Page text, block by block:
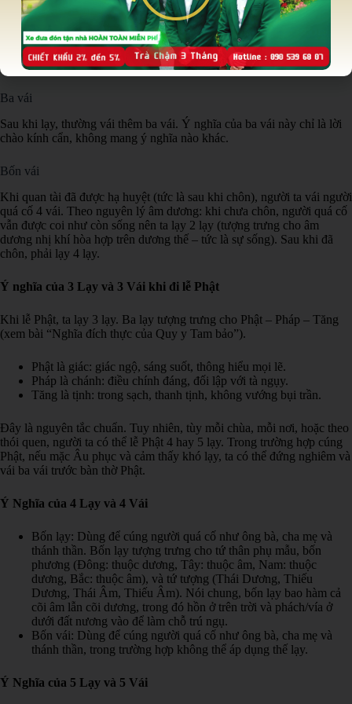
cháu, hoặc người vào hàng con em…), thì nên lạy 2 lạy.
Hai vái:Nếu người quá cố còn quàn tại nhà tang lễ, những người vai
trên của người quá cố (các bậc cao niên, hoặc thuộc hàng cha, anh,
chị, chú, bác, cô, dì…), thì chỉ đứng để vái hai vái.
Ba vái
Sau khi lạy, thường vái thêm ba vái. Ý nghĩa của ba vái này chỉ là lời
chào kính cẩn, không mang ý nghĩa nào khác.
Bốn vái
Khi quan tài đã được hạ huyệt (tức là sau khi chôn), người ta vái người
quá cố 4 vái. Theo nguyên lý âm dương: khi chưa chôn, người quá cố
vẫn được coi như còn sống nên ta lạy 2 lạy (tượng trưng cho âm
dương nhị khí hòa hợp trên dương thế – tức là sự sống). Sau khi đã
chôn, phải lạy 4 lạy.
Ý nghĩa của 3 Lạy và 3 Vái khi đi lễ Phật
Khi lễ Phật, ta lạy 3 lạy. Ba lạy tượng trưng cho Phật – Pháp – Tăng
(xem bài “Nghĩa đích thực của Quy y Tam bảo”).
Phật là giác: giác ngộ, sáng suốt, thông hiểu mọi lẽ.
Pháp là chánh: điều chính đáng, đối lập với tà ngụy.
Tăng là tịnh: trong sạch, thanh tịnh, không vướng bụi trần.
Đây là nguyên tắc chuẩn. Tuy nhiên, tùy mỗi chùa, mỗi nơi, hoặc theo
thói quen, người ta có thể lễ Phật 4 hay 5 lạy. Trong trường hợp cúng
Phật, nếu mặc Âu phục và cảm thấy khó lạy, ta có thể đứng nghiêm và
vái ba vái trước bàn thờ Phật.
Ý Nghĩa của 4 Lạy và 4 Vái
Bốn lạy: Dùng để cúng người quá cố như ông bà, cha mẹ và
thánh thần. Bốn lạy tượng trưng cho tứ thân phụ mẫu, bốn
phương (Đông: thuộc dương, Tây: thuộc âm, Nam: thuộc
dương, Bắc: thuộc âm), và tứ tượng (Thái Dương, Thiếu
Dương, Thái Âm, Thiếu Âm). Nói chung, bốn lạy bao hàm cả
cõi âm lẫn cõi dương, trong đó hồn ở trên trời và phách/vía ở
dưới đất nương vào để làm chỗ trú ngụ.
Bốn vái: Dùng để cúng người quá cố như ông bà, cha mẹ và
thánh thần, trong trường hợp không thể áp dụng thế lạy.
Ý Nghĩa của 5 Lạy và 5 Vái